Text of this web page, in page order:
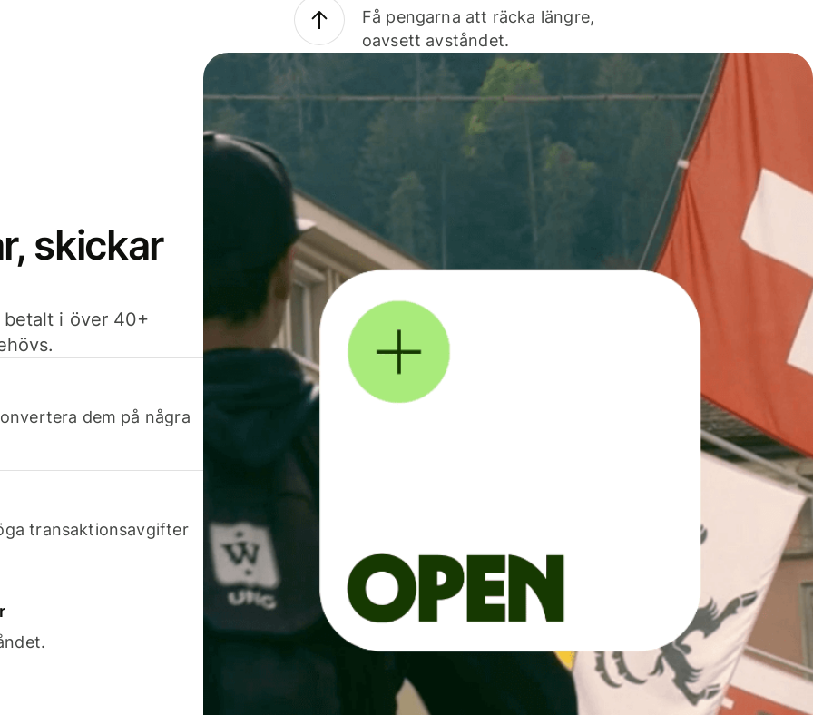
Få pengarna att räcka längre,
oavsett avståndet.
skickar
betalt i över 40+
dem på några
transaktionsavgifter